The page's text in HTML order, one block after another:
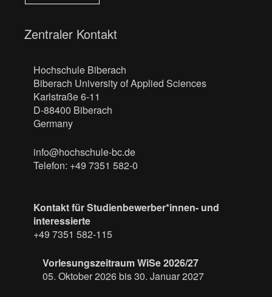
Zentraler Kontakt
Hochschule Biberach
Biberach University of Applied Sciences
Karlstraße 6-11
D-88400 Biberach
Germany
info@hochschule-bc.de
Telefon: +49 7351 582-0
Kontakt für Studienbewerber*innen- und
interessierte
+49 7351 582-115
Vorlesungszeitraum WiSe 2026/27
05. Oktober 2026 bis 30. Januar 2027